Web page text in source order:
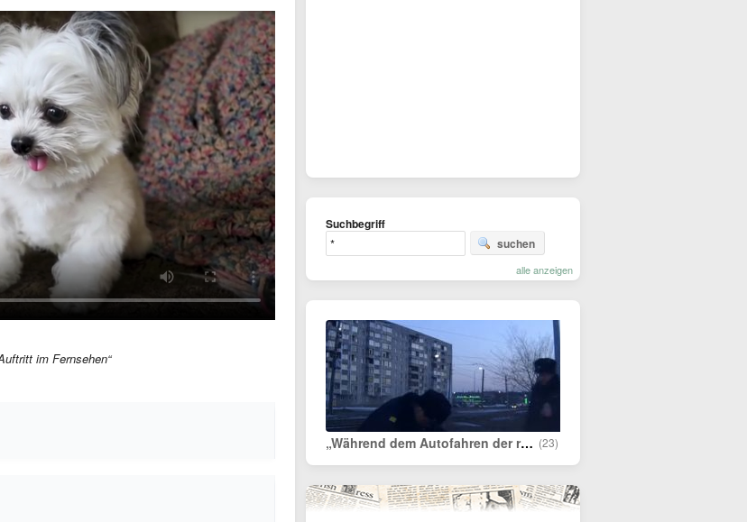
im Fernsehen“
Suchbegriff
suchen
alle anzeigen
„Während dem Autofahren der russischen Polizei bei einer Verhaftung helfen“ (23)